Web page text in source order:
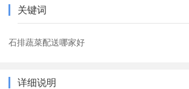
关键词
石排蔬菜配送哪家好
详细说明